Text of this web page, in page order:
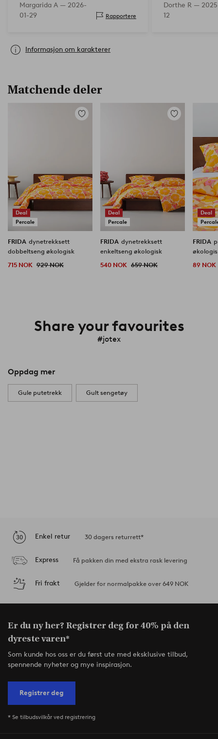
Margarida A — 2026-
01-29
Rapportere
Dorthe R —
12
Informasjon om karakterer
Matchende deler
Deal
Percale
Legg
FRIDA dynetrekksett
dobbeltseng økologisk
715 NOK 929 NOK
Deal
Percale
Legg
FRIDA dynetrekksett
enkeltseng økologisk
540 NOK 659 NOK
Deal
FRIDA
89 NOK
Share your favourites
#jotex
Oppdag mer
Gule putetrekk Gult sengetøy
Enkel retur 30 dagers returrett*
Express Få pakken din med ekstra rask levering
Fri frakt Gjelder for normalpakke over 649 NOK
Er du ny her? Registrer deg for 40% på den
dyreste varen*
Som kunde hos oss er du først ute med eksklusive tilbud,
spennende nyheter og mye inspirasjon.
Registrer deg
* Se tilbudsvilkår ved registrering